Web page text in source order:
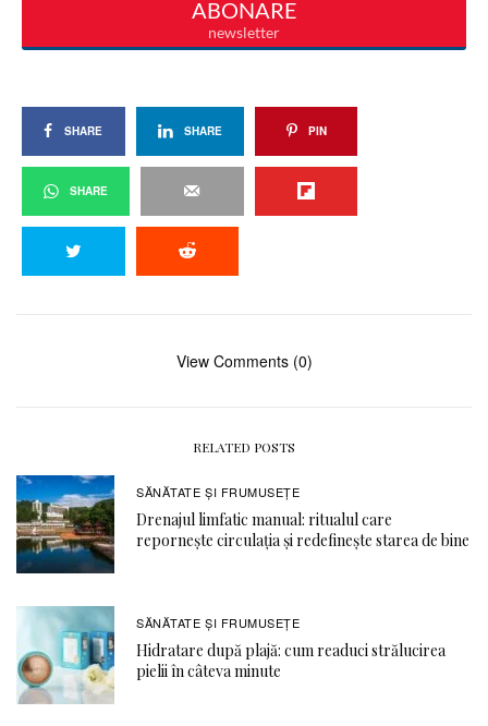
SHARE SHARE PIN
SHARE
View Comments (0)
RELATED POSTS
SĂNĂTATE ŞI FRUMUSEȚE
Drenajul limfatic manual: ritualul care
repornește circulația și redefinește starea de bine
SĂNĂTATE ŞI FRUMUSEȚE
Hidratare după plajă: cum readuci strălucirea
pielii în câteva minute